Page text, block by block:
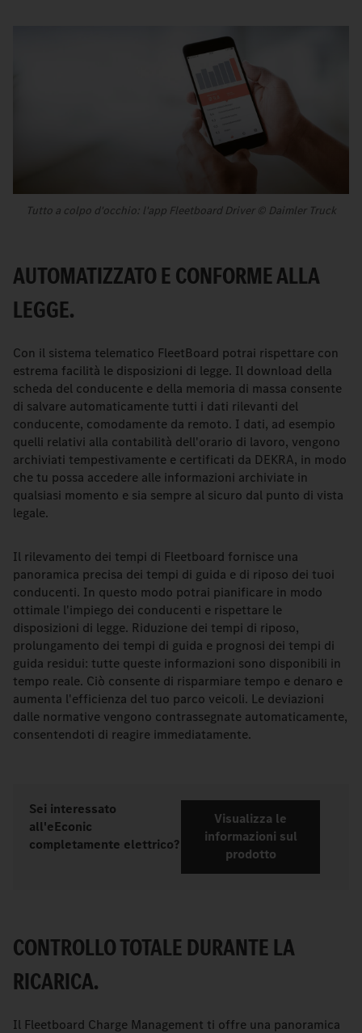
Tutto a colpo d'occhio: l'app Fleetboard Driver © Daimler Truck
AUTOMATIZZATO E CONFORME ALLA
LEGGE.
Con il sistema telematico FleetBoard potrai rispettare con
estrema facilità le disposizioni di legge. Il download della
scheda del conducente e della memoria di massa consente
di salvare automaticamente tutti i dati rilevanti del
conducente, comodamente da remoto. I dati, ad esempio
quelli relativi alla contabilità dell'orario di lavoro, vengono
archiviati tempestivamente e certificati da DEKRA, in modo
che tu possa accedere alle informazioni archiviate in
qualsiasi momento e sia sempre al sicuro dal punto di vista
legale.
Il rilevamento dei tempi di Fleetboard fornisce una
panoramica precisa dei tempi di guida e di riposo dei tuoi
conducenti. In questo modo potrai pianificare in modo
ottimale l'impiego dei conducenti e rispettare le
disposizioni di legge. Riduzione dei tempi di riposo,
prolungamento dei tempi di guida e prognosi dei tempi di
guida residui: tutte queste informazioni sono disponibili in
tempo reale. Ciò consente di risparmiare tempo e denaro e
aumenta l'efficienza del tuo parco veicoli. Le deviazioni
dalle normative vengono contrassegnate automaticamente,
consentendoti di reagire immediatamente.
Sei interessato
all'eEconic
completamente elettrico?
Visualizza le
informazioni sul
prodotto
CONTROLLO TOTALE DURANTE LA
RICARICA.
Il Fleetboard Charge Management ti offre una panoramica